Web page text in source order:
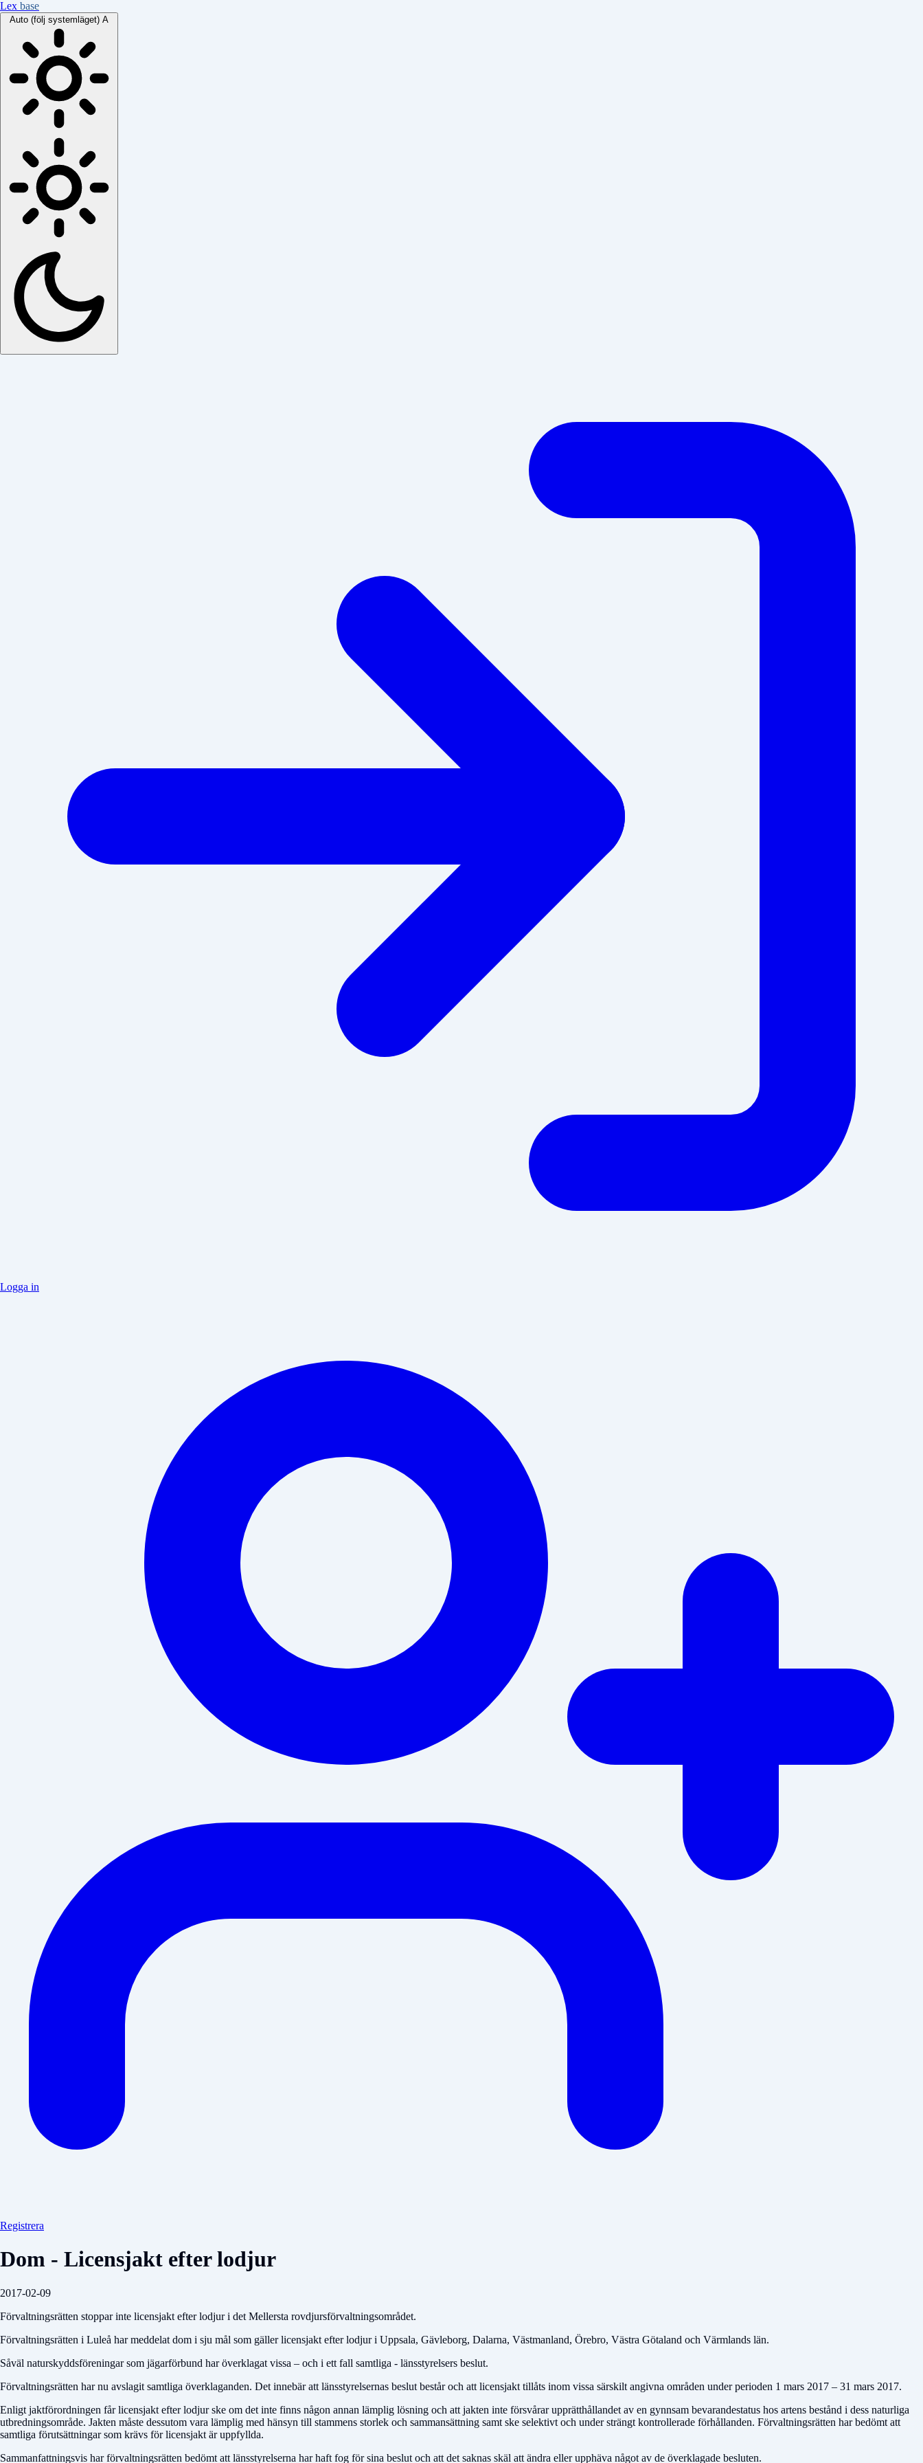
Lex base
Auto (följ systemläget) A
Logga in
Registrera
Dom - Licensjakt efter lodjur
2017-02-09
Förvaltningsrätten stoppar inte licensjakt efter lodjur i det Mellersta rovdjursförvaltningsområdet.
Förvaltningsrätten i Luleå har meddelat dom i sju mål som gäller licensjakt efter lodjur i Uppsala, Gävleborg, Dalarna, Västmanland, Örebro, Västra Götaland och Värmlands län.
Såväl naturskyddsföreningar som jägarförbund har överklagat vissa – och i ett fall samtliga - länsstyrelsers beslut.
Förvaltningsrätten har nu avslagit samtliga överklaganden. Det innebär att länsstyrelsernas beslut består och att licensjakt tillåts inom vissa särskilt angivna områden under perioden 1 mars 2017 – 31 mars 2017.
Enligt jaktförordningen får licensjakt efter lodjur ske om det inte finns någon annan lämplig lösning och att jakten inte försvårar upprätthållandet av en gynnsam bevarandestatus hos artens bestånd i dess naturliga
utbredningsområde. Jakten måste dessutom vara lämplig med hänsyn till stammens storlek och sammansättning samt ske selektivt och under strängt kontrollerade förhållanden. Förvaltningsrätten har bedömt att
samtliga förutsättningar som krävs för licensjakt är uppfyllda.
Sammanfattningsvis har förvaltningsrätten bedömt att länsstyrelserna har haft fog för sina beslut och att det saknas skäl att ändra eller upphäva något av de överklagade besluten.